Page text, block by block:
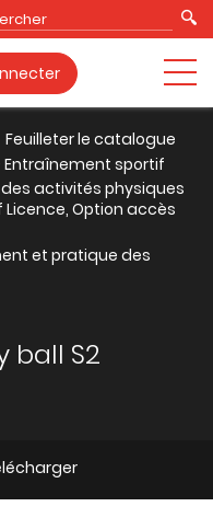
Feuilleter le catalogue
Entraînement sportif
activités physiques
Option accès
et pratique des
ball S2